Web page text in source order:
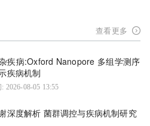
查看更多
疾病:Oxford Nanopore 多组学测序
疾病机制
2026-08-05 13:55
深度解析 菌群调控与疾病机制研究